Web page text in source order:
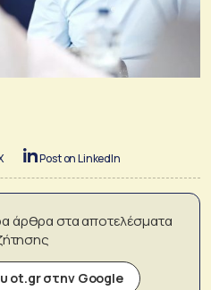
Post on LinkedIn
άρθρα στα αποτελέσματα
ot.gr στην Google